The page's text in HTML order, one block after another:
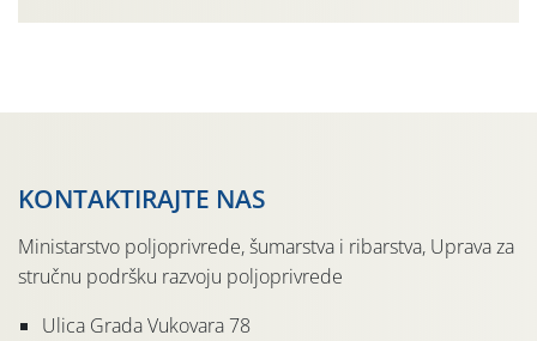
KONTAKTIRAJTE NAS
Ministarstvo poljoprivrede, šumarstva i ribarstva, Uprava za
stručnu podršku razvoju poljoprivrede
Ulica Grada Vukovara 78